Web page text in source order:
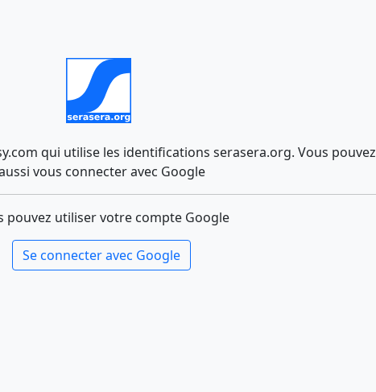
qui utilise les identifications serasera.org. Vous pouvez
vous connecter avec Google
pouvez utiliser votre compte Google
Se connecter avec Google